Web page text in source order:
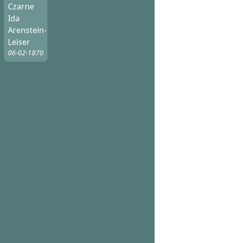
Czarne
Ida
Arenstein-
Leiser
06-02-1870